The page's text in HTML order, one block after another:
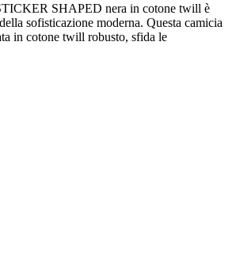
SHAPED nera in cotone twill è
sofisticazione moderna. Questa camicia
in cotone twill robusto, sfida le